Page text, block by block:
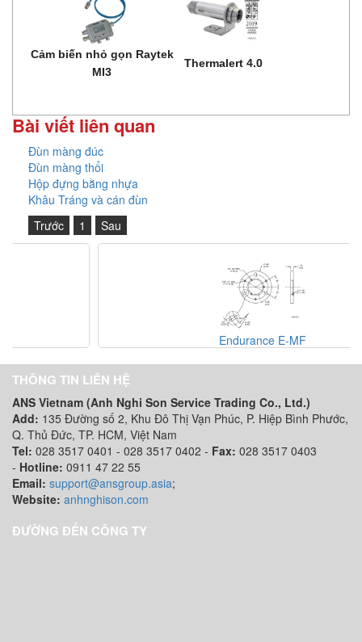
Cảm biến nhỏ gọn Raytek
MI3
Thermalert 4.0
Bài viết liên quan
Đùn màng đúc
Đùn màng thổi
Hộp đựng bằng nhựa
Khâu Tráng và cán đùn
Trước
1 Sau
Endurance E-MF
THÔNG TIN LIÊN HỆ
ANS Vietnam (Anh Nghi Son Service Trading Co., Ltd.)
Add: 135 Đường số 2, Khu Đô Thị Vạn Phúc, P. Hiệp Bình Phước,
Q. Thủ Đức, TP. HCM, Việt Nam
Tel: 028 3517 0401 - 028 3517 0402 - Fax: 028 3517 0403
- Hotline: 0911 47 22 55
Email: support@ansgroup.asia;
Website: anhnghison.com
ĐƯỜNG ĐẾN CÔNG TY